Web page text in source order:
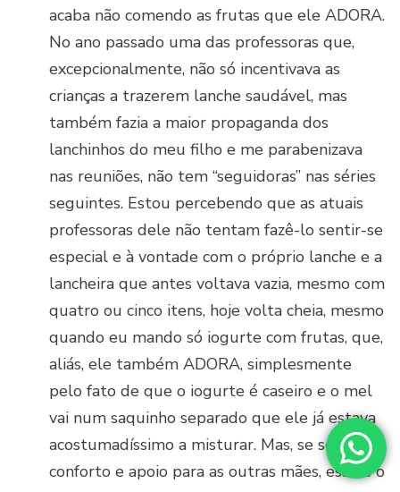
acaba não comendo as frutas que ele ADORA.
No ano passado uma das professoras que,
excepcionalmente, não só incentivava as
crianças a trazerem lanche saudável, mas
também fazia a maior propaganda dos
lanchinhos do meu filho e me parabenizava
nas reuniões, não tem “seguidoras” nas séries
seguintes. Estou percebendo que as atuais
professoras dele não tentam fazê-lo sentir-se
especial e à vontade com o próprio lanche e a
lancheira que antes voltava vazia, mesmo com
quatro ou cinco itens, hoje volta cheia, mesmo
quando eu mando só iogurte com frutas, que,
aliás, ele também ADORA, simplesmente
pelo fato de que o iogurte é caseiro e o mel
vai num saquinho separado que ele já estava
acostumadíssimo a misturar. Mas, se serve de
conforto e apoio para as outras mães, esse é o